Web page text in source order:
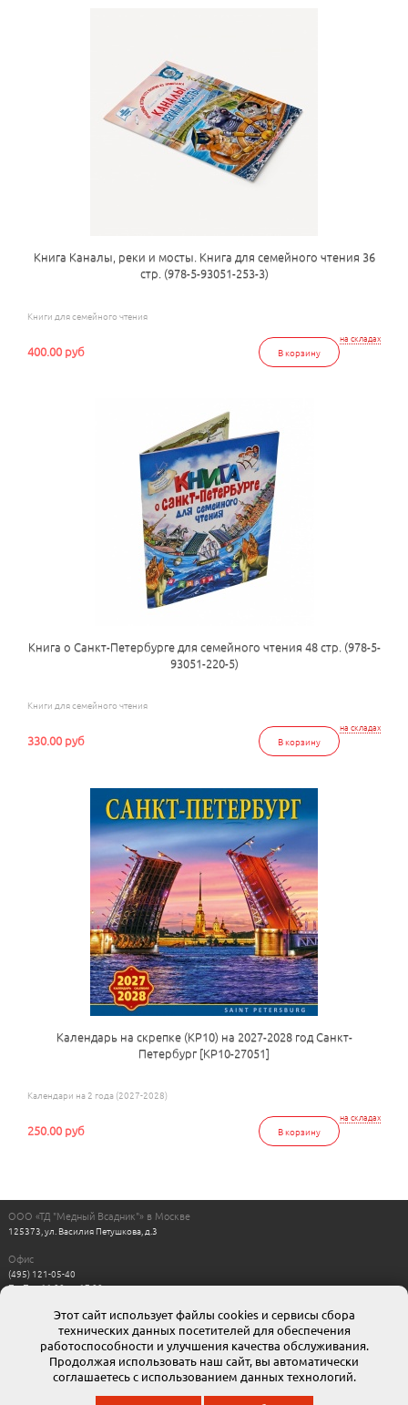
Книга Каналы, реки и мосты. Книга для семейного чтения 36
стр. (978-5-93051-253-3)
Книги для семейного чтения
на складах
В корзину
400.00 руб
Книга о Санкт-Петербурге для семейного чтения 48 стр. (978-5-
93051-220-5)
Книги для семейного чтения
на складах
В корзину
330.00 руб
Календарь на скрепке (КР10) на 2027-2028 год Санкт-
Петербург [КР10-27051]
Календари на 2 года (2027-2028)
на складах
В корзину
250.00 руб
ООО «ТД "Медный Всадник"» в Москве
125373, ул. Василия Петушкова, д.3
Офис
(495) 121-05-40
Пн-Пт с 11:00 до 17:00
Интернет магазин
8-800-511-00-88
г. Москва: moskow@mvsadnik.ru
г. Санкт-Петербург: esales@mvsadnik.ru
Этот сайт использует файлы cookies и сервисы сбора
технических данных посетителей для обеспечения
работоспособности и улучшения качества обслуживания.
Продолжая использовать наш сайт, вы автоматически
соглашаетесь с использованием данных технологий.